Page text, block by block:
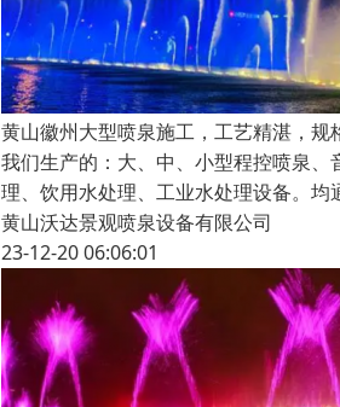
黄山徽州大型喷泉施工，工艺精湛，规
我们生产的：大、中、小型程控喷泉
理、饮用水处理、工业水处理设备。
黄山沃达景观喷泉设备有限公司
23-12-20 06:06:01